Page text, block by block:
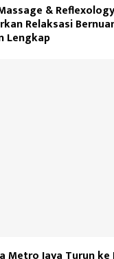
&
Relaksasi
Lengkap